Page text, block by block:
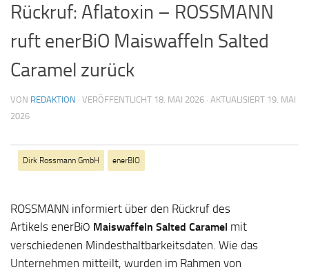
Rückruf: Aflatoxin – ROSSMANN
ruft enerBiO Maiswaffeln Salted
Caramel zurück
VON REDAKTION · VERÖFFENTLICHT 18. MAI 2026 · AKTUALISIERT 19. MAI
2026
Dirk Rossmann GmbH enerBIO
ROSSMANN informiert über den Rückruf des
Artikels enerBiO Maiswaffeln Salted Caramel mit
verschiedenen Mindesthaltbarkeitsdaten. Wie das
Unternehmen mitteilt, wurden im Rahmen von